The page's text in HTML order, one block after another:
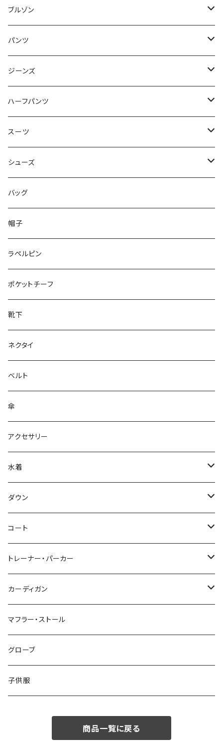
50/XL～
48/L
50/XL～
46/M
48/L
50/XL～
～44/S
46/M
48/L
50/XL～
ブルゾン
～44/S
46/M
48/L
50/XL～
パンツ
～44/S
46/M
48/L
50/XL～
ジーンズ
～44/S
46/M
48/L
50/XL～
ハーフパンツ
～44/S
46/M
48/L
50/XL～
スーツ
～44/S
46/M
48/L
50/XL～
シューズ
～25.5cm
26cm～
27cm～
28cm～
バッグ
帽子
ラペルピン
ポケットチーフ
靴下
ネクタイ
ベルト
傘
アクセサリー
水着
～44/S
46/M
48/L
50/XL～
ダウン
～44/S
46/M
48/L
50/XL～
コート
～44/S
46/M
48/L
50/XL～
トレーナー・パーカー
～44/S
46/M
48/L
50/XL～
カーディガン
～44/S
46/M
48/L
マフラー・ストール
グローブ
子供服
商品一覧に戻る